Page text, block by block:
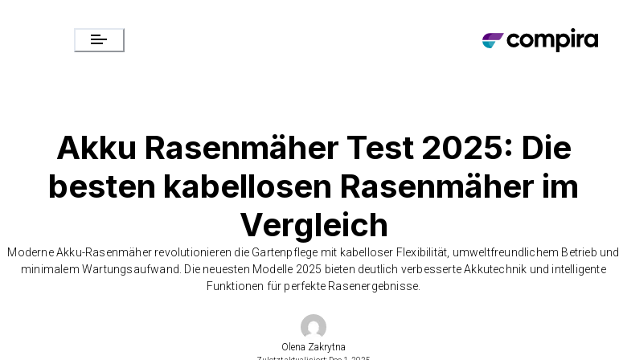
Akku Rasenmäher Test 2025: Die
besten kabellosen Rasenmäher im
Vergleich
Moderne Akku-Rasenmäher revolutionieren die Gartenpflege mit kabelloser Flexibilität, umweltfreundlichem Betrieb und
minimalem Wartungsaufwand. Die neuesten Modelle 2025 bieten deutlich verbesserte Akkutechnik und intelligente
Funktionen für perfekte Rasenergebnisse.
Olena Zakrytna